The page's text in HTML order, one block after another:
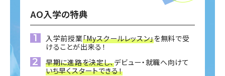
AO入学の特典
入学前授業「Myスクールレッスン」を無料で受
けることが出来る！
早期に進路を決定し、デビュー・就職へ向けて
いち早くスタートできる！